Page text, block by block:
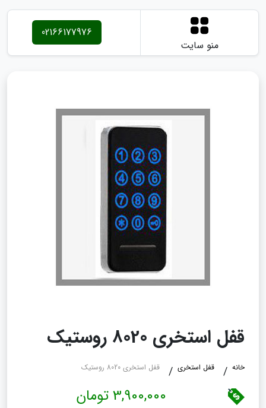
منو سایت
02166177976
قفل استخری 8020 روستیک
خانه قفل استخری قفل استخری 8020 روستیک
3,900,000 تومان